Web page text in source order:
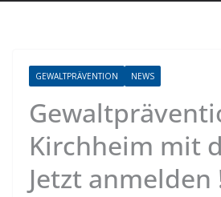
GEWALTPRÄVENTION NEWS
Kirchheim mit
Jetzt anmelden